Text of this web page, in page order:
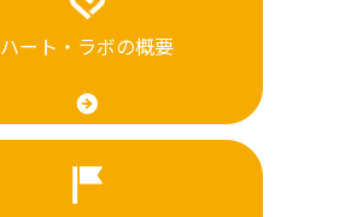
ハート・ラボの概要